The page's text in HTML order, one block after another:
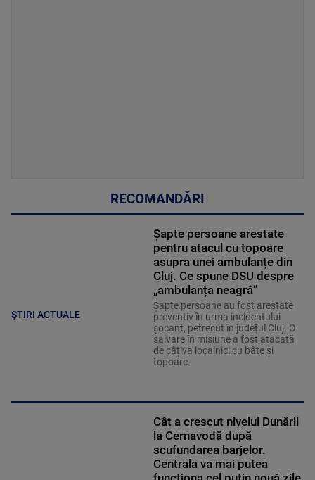
RECOMANDĂRI
ȘTIRI ACTUALE
Șapte persoane arestate
pentru atacul cu topoare
asupra unei ambulanțe din
Cluj. Ce spune DSU despre
„ambulanța neagră”
Șapte persoane au fost arestate
preventiv în urma incidentului
șocant, petrecut în județul Cluj. O
salvare în misiune a fost atacată
de câțiva localnici cu bâte și
topoare.
Cât a crescut nivelul Dunării
la Cernavodă după
scufundarea barjelor.
Centrala va mai putea